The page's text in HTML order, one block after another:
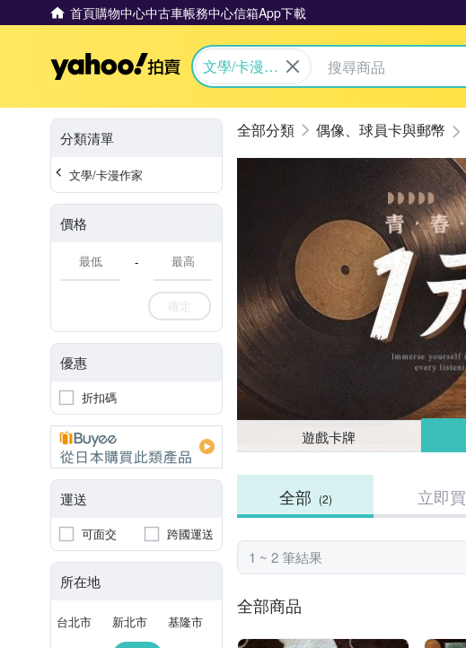
首頁購物中心中古車帳務中心信箱App下載
Yahoo拍賣
文學/卡漫作
分類清單
文學/卡漫作家
價格
-
確定
優惠
折扣碼
運送
可面交 跨國運送
所在地
台北市 新北市 基隆市
偶像、球員卡與郵幣
遊戲卡牌
全部 (2) 立即買
1 ~ 2 筆結果
全部商品